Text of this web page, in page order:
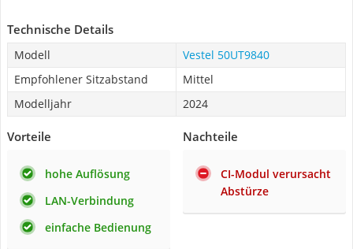
Technische Details
Modell
Vestel 50UT9840
Empfohlener Sitzabstand
Mittel
Modelljahr
2024
Vorteile
hohe Auflösung
LAN-Verbindung
einfache Bedienung
Nachteile
CI-Modul verursacht
Abstürze